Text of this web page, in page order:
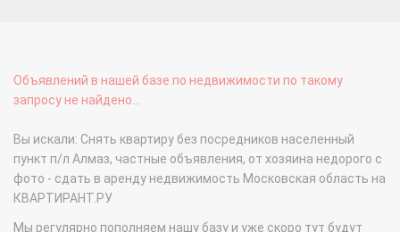
Объявлений в нашей базе по недвижимости по такому
запросу не найдено...
Вы искали: Снять квартиру без посредников населенный
пункт п/л Алмаз, частные объявления, от хозяина недорого с
фото - сдать в аренду недвижимость Московская область на
КВАРТИРАНТ.РУ
Мы регулярно пополняем нашу базу и уже скоро тут будут